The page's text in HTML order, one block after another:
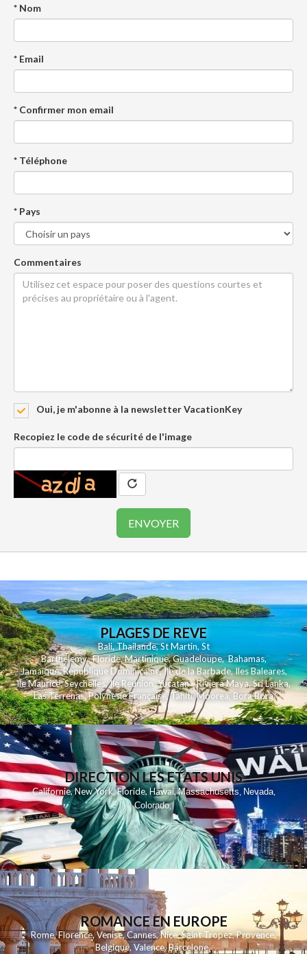
* Nom
* Email
* Confirmer mon email
* Téléphone
* Pays
Commentaires
Oui, je m'abonne à la newsletter VacationKey
Recopiez le code de sécurité de l'image
PLAGES DE REVE
Bali,Thailande,St Martin,St
Barthelemy,Floride,Martinique,Guadeloupe,Bahamas,
Jamaique,Republique Dominicaine,Ile de la Barbade,Iles Baleares,
Ile Maurice,Seychelles,Ile Reunion,Yucatan - Riviera Maya,Sri Lanka,
Las Terrenas,Polynesie Française,Tahiti,Moorea, Bora Bora
DIRECTION LES ETATS UNIS
Californie,New York,Floride,Hawai,Massachusetts, Nevada,
Colorado,
ROMANCE EN EUROPE
Rome,Florence,Venise,Cannes,Nice,Saint Tropez,Provence,
Belgique,Valence,Barcelone,